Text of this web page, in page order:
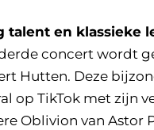
talent en klassieke
concert wordt
Hutten. Deze
op TikTok met zijn
Oblivion van Astor